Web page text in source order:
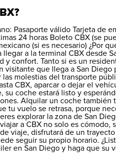
Pasaporte válido Tarjeta de
24 horas Boleto CBX (se
(si es necesario) ¿Por
llegar a la terminal CBX desde
y confort. Tanto si es un
visitante que llega a San
molestias del transporte
CBX, aparcar o dejar el
su coche estará listo y
Alquilar un coche también
tu vuelo se retrasa, porque
explorar la zona de San
a CBX no solo es
viaje, disfrutará de un
seguir su propio horario.
en San Diego y haga que su